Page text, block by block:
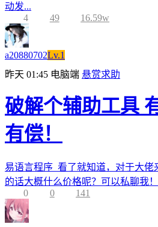
动发...
4
49 16.59w
a20880702Lv.1
昨天 01:45 电脑端 悬赏求助
破解个辅助工具
有偿！
易语言程序 看了就知道，对于大佬
的话大概什么价格呢？可以私聊我！
0
0 141